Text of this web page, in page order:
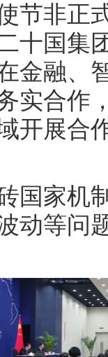
节非正
十国集
金融、
实合作
开展合
家机制
动等问